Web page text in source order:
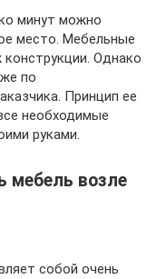
минут можно
место. Мебельные
Однако
по
Принцип ее
необходимые
руками.
мебель возле
собой очень